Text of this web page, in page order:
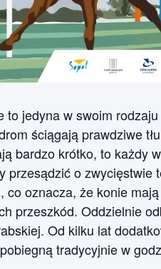
jedyna w swoim
ściągają prawdziwe
bardzo krótko, to każdy
przesądzić o zwycięstwie
co oznacza, że konie
przeszkód. Oddzielnie
Od kilku lat
tradycyjnie w